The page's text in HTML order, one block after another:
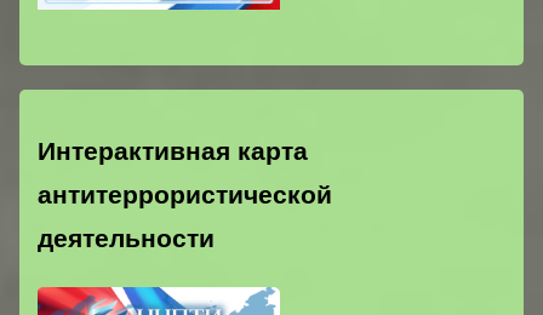
Интерактивная карта
антитеррористической
деятельности